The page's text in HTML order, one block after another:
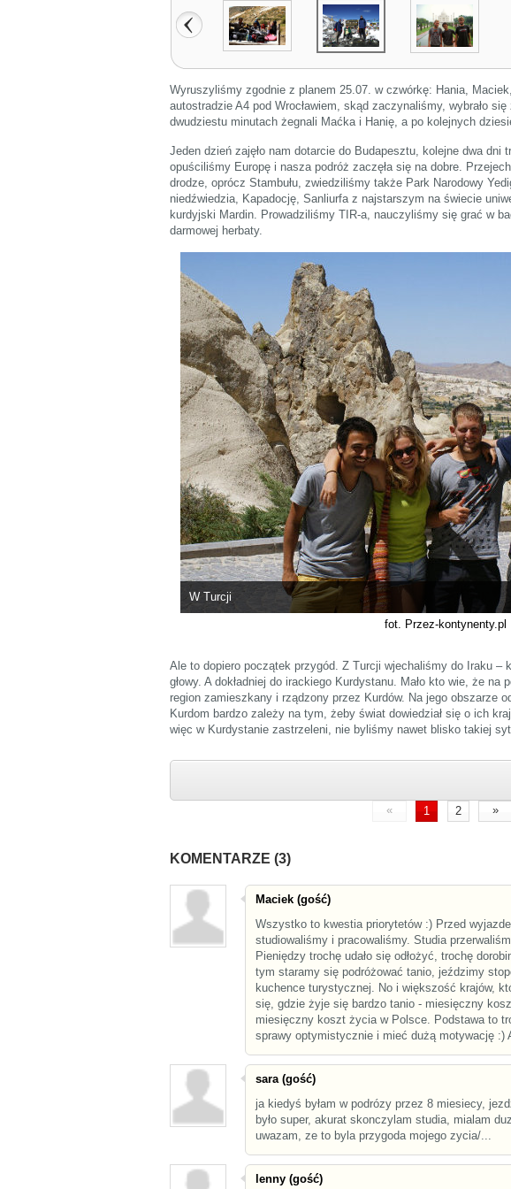
Wyruszyliśmy zgodnie z planem 25.07. w czwórkę: Hania,
autostradzie A4 pod Wrocławiem, skąd zaczynaliśmy, wybrało
dwudziestu minutach żegnali Maćka i Hanię, a po kolejnych
Jeden dzień zajęło nam dotarcie do Budapesztu, kolejne dwa dni
opuściliśmy Europę i nasza podróż zaczęła się na dobre.
drodze, oprócz Stambułu, zwiedziliśmy także Park Narodowy
niedźwiedzia, Kapadocję, Sanliurfa z najstarszym na świecie
kurdyjski Mardin. Prowadziliśmy TIR-a, nauczyliśmy się grać w
darmowej herbaty.
W Turcji
fot. Przez-kontynenty.pl
Ale to dopiero początek przygód. Z Turcji wjechaliśmy do Iraku –
głowy. A dokładniej do irackiego Kurdystanu. Mało kto wie, że na
region zamieszkany i rządzony przez Kurdów. Na jego obszarze
Kurdom bardzo zależy na tym, żeby świat dowiedział się o ich
więc w Kurdystanie zastrzeleni, nie byliśmy nawet blisko takiej
« 1 2 »
KOMENTARZE (3)
Maciek (gość)
Wszystko to kwestia priorytetów :) Przed
studiowaliśmy i pracowaliśmy. Studia
Pieniędzy trochę udało się odłożyć, trochę
tym staramy się podróżować tanio, jeździmy
kuchence turystycznej. No i większość krajów,
się, gdzie żyje się bardzo tanio - miesięczny
miesięczny koszt życia w Polsce. Podstawa to
sprawy optymistycznie i mieć dużą motywację :)
sara (gość)
ja kiedyś byłam w podrózy przez 8 miesiecy,
było super, akurat skonczylam studia, mialam
uwazam, ze to byla przygoda mojego zycia/...
lenny (gość)